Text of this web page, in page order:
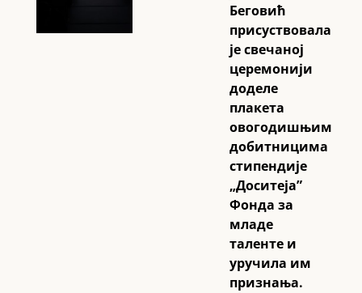
Беговић
присуствовала
је свечаној
церемонији
доделе
плакета
овогодишњим
добитницима
стипендије
„Доситеја”
Фонда за
младе
таленте и
уручила им
признања.